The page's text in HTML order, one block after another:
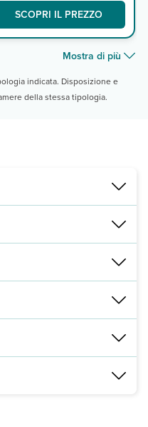
SCOPRI IL PREZZO
Mostra di più
indicata. Disposizione e
della stessa tipologia.
e a 700 m dalla spiaggia di
circondate dalla folta
con soggiorno con angolo
del gestore privato).
(uso comune), lavatrice,